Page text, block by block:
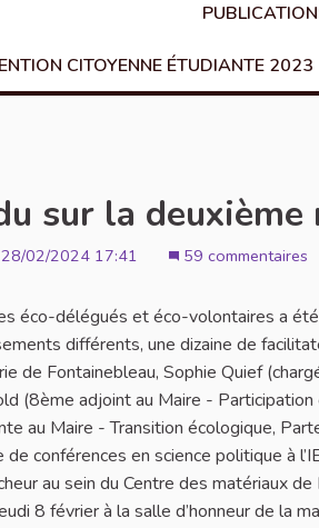
CITOYENNE ÉTUDIANTE 2023
sur la
28/02/2024 17:41 59 commentaires
éco-délégués et éco-volontaires a été
différents, une dizaine de
de Fontainebleau, Sophie Quief
(8ème adjoint au Maire -
au Maire - Transition écologique,
de conférences en science politique à
au sein du Centre des matériaux de
8 février à la salle d’honneur de la